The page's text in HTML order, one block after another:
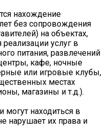
нахождение
без сопровождения
на объектах,
услуг в
питания, развлечений
кафе, ночные
или игровые клубы,
местах
магазины и т.д.).
могут находиться в
нарушает их права и